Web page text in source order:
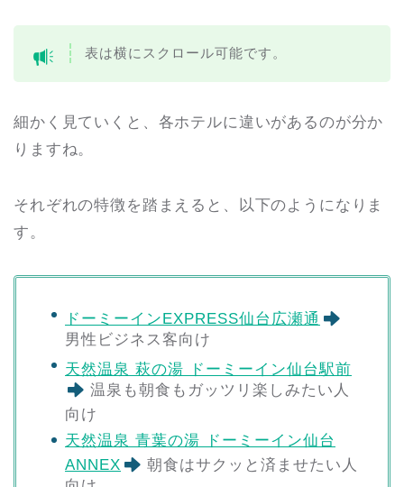
表は横にスクロール可能です。
細かく見ていくと、各ホテルに違いがあるのが分か
りますね。
それぞれの特徴を踏まえると、以下のようになりま
す。
ドーミーインEXPRESS仙台広瀬通
男性ビジネス客向け
天然温泉 萩の湯 ドーミーイン仙台駅前
温泉も朝食もガッツリ楽しみたい人
向け
天然温泉 青葉の湯 ドーミーイン仙台
ANNEX
朝食はサクッと済ませたい人